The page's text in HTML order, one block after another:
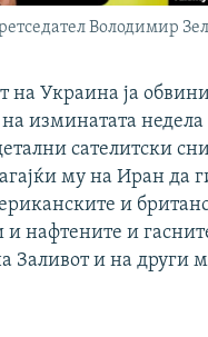
Володимир
на Украина ја
на изминатата недела
сателитски
му на Иран да
и
и нафтените и
Заливот и на други